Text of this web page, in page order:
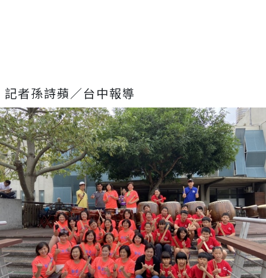
記者孫詩蘋／台中報導